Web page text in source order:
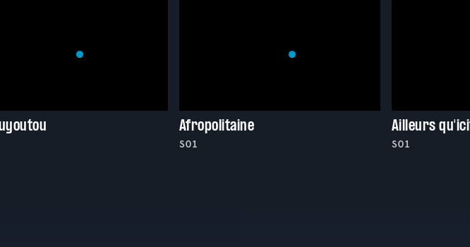
Afropolitaine
S01
Ailleurs
S01